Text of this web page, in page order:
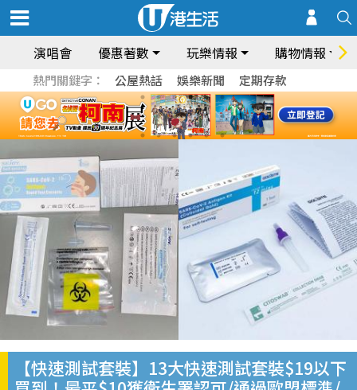
演唱會 優惠著數 玩樂情報 購物情報
熱門關鍵字： 公屋熱話 娛樂新聞 定期存款
【快速測試套裝】13大快速測試套裝$19以下